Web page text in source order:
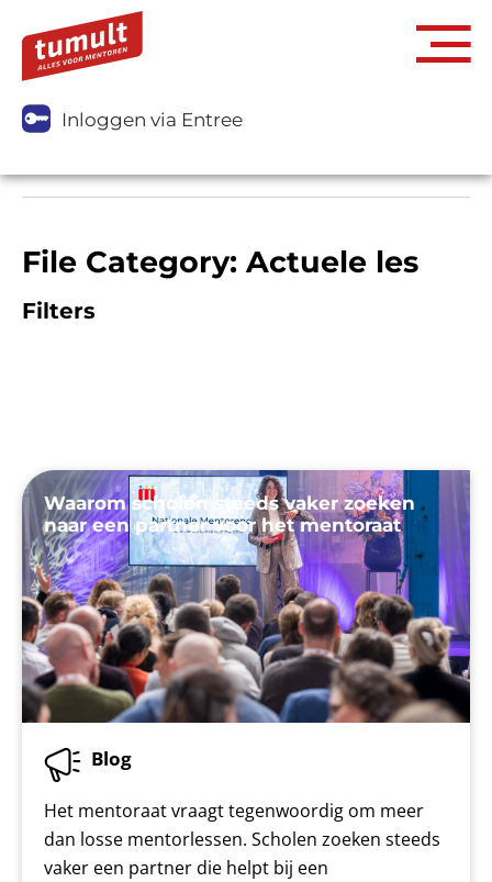
Inloggen via Entree
File Category: Actuele les
Filters
Waarom scholen steeds vaker zoeken
naar een partner voor het mentoraat
Blog
Het mentoraat vraagt tegenwoordig om meer
dan losse mentorlessen. Scholen zoeken steeds
vaker een partner die helpt bij een